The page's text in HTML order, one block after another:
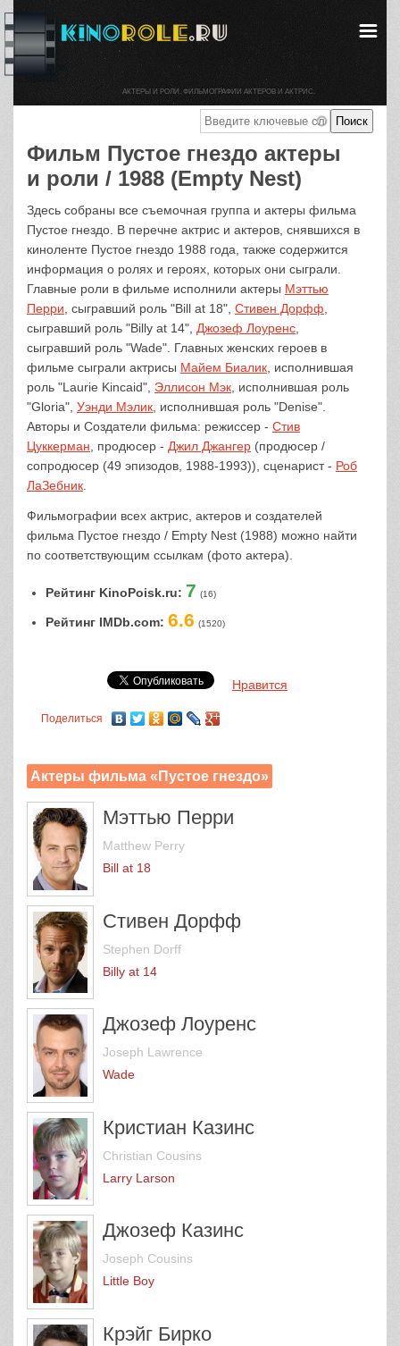
Фильм Пустое гнездо актеры
и роли / 1988 (Empty Nest)
Здесь собраны все съемочная группа и актеры фильма
Пустое гнездо. В перечне актрис и актеров, снявшихся в
киноленте Пустое гнездо 1988 года, также содержится
информация о ролях и героях, которых они сыграли.
Главные роли в фильме исполнили актеры Мэттью
Перри , сыгравший роль "Bill at 18", Стивен Дорфф
сыгравший роль "Billy at 14", Джозеф Лоуренс
сыгравший роль "Wade". Главных женских героев в
фильме сыграли актрисы Майем Биалик , исполнившая
роль "Laurie Kincaid", Эллисон Мэк , исполнившая роль
"Gloria", Уэнди Мэлик , исполнившая роль "Denise".
Авторы и Создатели фильма: режиссер - Стив
Цуккерман , продюсер - Джил Джангер (продюсер /
сопродюсер (49 эпизодов, 1988-1993)), сценарист - Роб
ЛаЗебник
Фильмографии всех актрис, актеров и создателей
фильма Пустое гнездо / Empty Nest (1988) можно найти
по соответствующим ссылкам (фото актера).
Рейтинг KinoPoisk.ru: 7 (16)
Рейтинг IMDb.com: 6.6 (1520)
Нравится
Поделиться
Актеры фильма «Пустое гнездо»
Мэттью Перри
Matthew Perry
Bill at 18
Стивен Дорфф
Stephen Dorff
Billy at 14
Джозеф Лоуренс
Joseph Lawrence
Wade
Кристиан Казинс
Christian Cousins
Larry Larson
Джозеф Казинс
Joseph Cousins
Little Boy
Крэйг Бирко
АКТЕРЫ И РОЛИ. ФИЛЬМОГРАФИИ АКТЕРОВ И АКТРИС.